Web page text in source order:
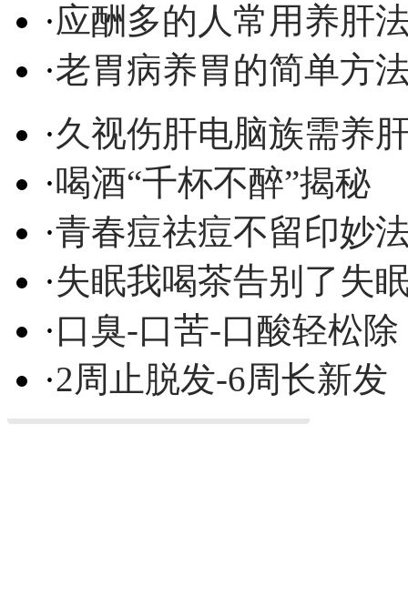
·应酬多的人常用养肝
·老胃病养胃的简单方
·久视伤肝电脑族需养
·喝酒“千杯不醉”揭秘
·青春痘祛痘不留印妙
·失眠我喝茶告别了失
·口臭-口苦-口酸轻松除
·2周止脱发-6周长新发